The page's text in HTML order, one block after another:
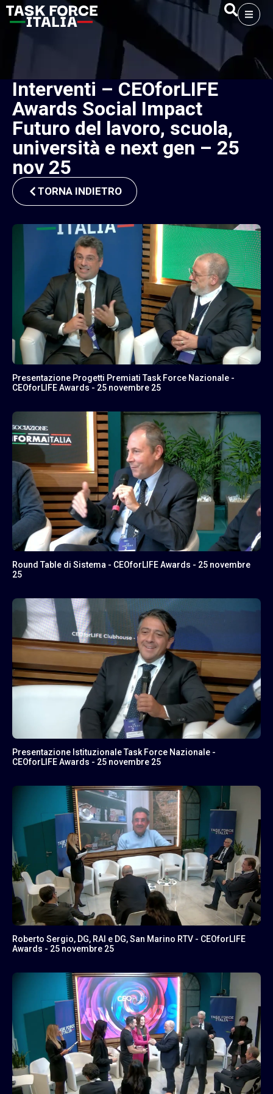
Interventi – CEOforLIFE
Awards Social Impact
Futuro del lavoro, scuola,
università e next gen – 25
nov 25
TORNA INDIETRO
Presentazione Progetti Premiati Task Force Nazionale -
CEOforLIFE Awards - 25 novembre 25
Round Table di Sistema - CEOforLIFE Awards - 25 novembre
25
Presentazione Istituzionale Task Force Nazionale -
CEOforLIFE Awards - 25 novembre 25
Roberto Sergio, DG, RAI e DG, San Marino RTV - CEOforLIFE
Awards - 25 novembre 25